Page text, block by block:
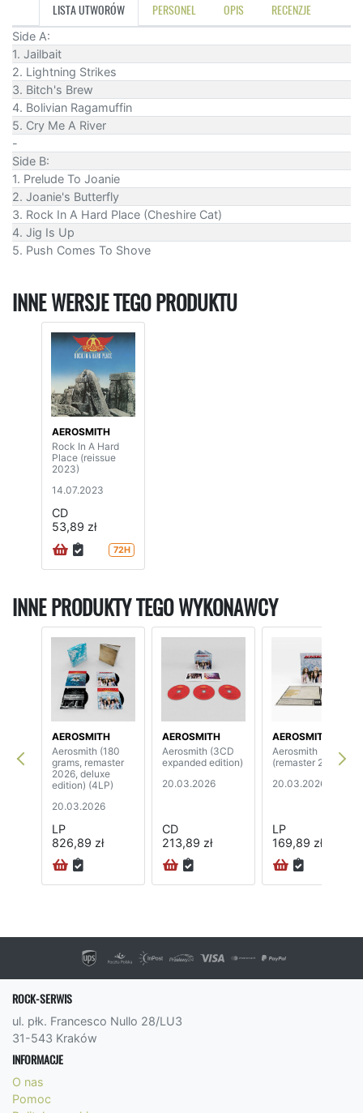
LISTA UTWORÓW PERSONEL OPIS RECENZJE
Side A:
1. Jailbait
2. Lightning Strikes
3. Bitch's Brew
4. Bolivian Ragamuffin
5. Cry Me A River
-
Side B:
1. Prelude To Joanie
2. Joanie's Butterfly
3. Rock In A Hard Place (Cheshire Cat)
4. Jig Is Up
5. Push Comes To Shove
INNE WERSJE TEGO PRODUKTU
AEROSMITH
Rock In A Hard
Place (reissue
2023)
14.07.2023
CD
53,89 zł
72H
INNE PRODUKTY TEGO WYKONAWCY
AEROSMITH
Aerosmith (180
grams, remaster
2026, deluxe
edition) (4LP)
20.03.2026
LP
826,89 zł
AEROSMITH
Aerosmith (3CD
expanded edition)
20.03.2026
CD
213,89 zł
AEROSMITH
Aerosmith
(remaster 2026)
20.03.2026
LP
169,89 zł
ROCK-SERWIS
ul. płk. Francesco Nullo 28/LU3
31-543 Kraków
INFORMACJE
O nas
Pomoc